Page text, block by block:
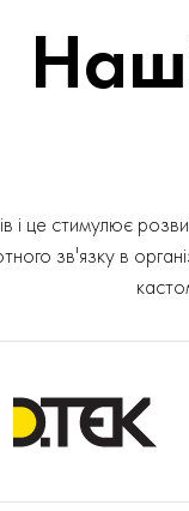
це стимулює
зв'язку в